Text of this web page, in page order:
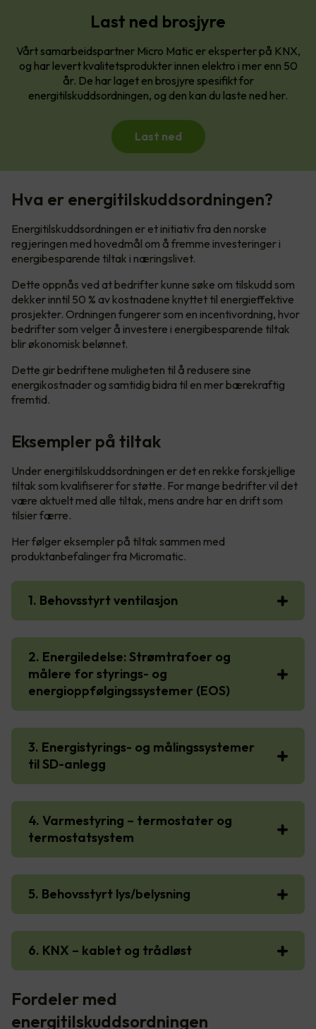
Last ned brosjyre
Vårt samarbeidspartner Micro Matic er eksperter på KNX,
og har levert kvalitetsprodukter innen elektro i mer enn 50
år. De har laget en brosjyre spesifikt for
energitilskuddsordningen, og den kan du laste ned her.
Last ned
Hva er energitilskuddsordningen?
Energitilskuddsordningen er et initiativ fra den norske
regjeringen med hovedmål om å fremme investeringer i
energibesparende tiltak i næringslivet.
Dette oppnås ved at bedrifter kunne søke om tilskudd som
dekker inntil 50 % av kostnadene knyttet til energieffektive
prosjekter. Ordningen fungerer som en incentivordning, hvor
bedrifter som velger å investere i energibesparende tiltak
blir økonomisk belønnet.
Dette gir bedriftene muligheten til å redusere sine
energikostnader og samtidig bidra til en mer bærekraftig
fremtid.
Eksempler på tiltak
Under energitilskuddsordningen er det en rekke forskjellige
tiltak som kvalifiserer for støtte. For mange bedrifter vil det
være aktuelt med alle tiltak, mens andre har en drift som
tilsier færre.
Her følger eksempler på tiltak sammen med
produktanbefalinger fra Micromatic.
1. Behovsstyrt ventilasjon
2. Energiledelse: Strømtrafoer og
målere for styrings- og
energioppfølgingssystemer (EOS)
3. Energistyrings- og målingssystemer
til SD-anlegg
4. Varmestyring – termostater og
termostatsystem
5. Behovsstyrt lys/belysning
6. KNX – kablet og trådløst
Fordeler med
energitilskuddsordningen